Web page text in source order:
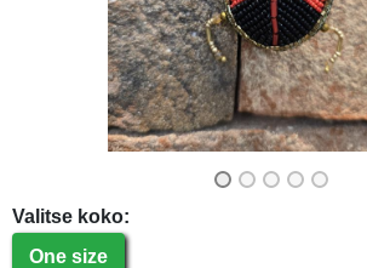
Previous
Valitse koko:
One size